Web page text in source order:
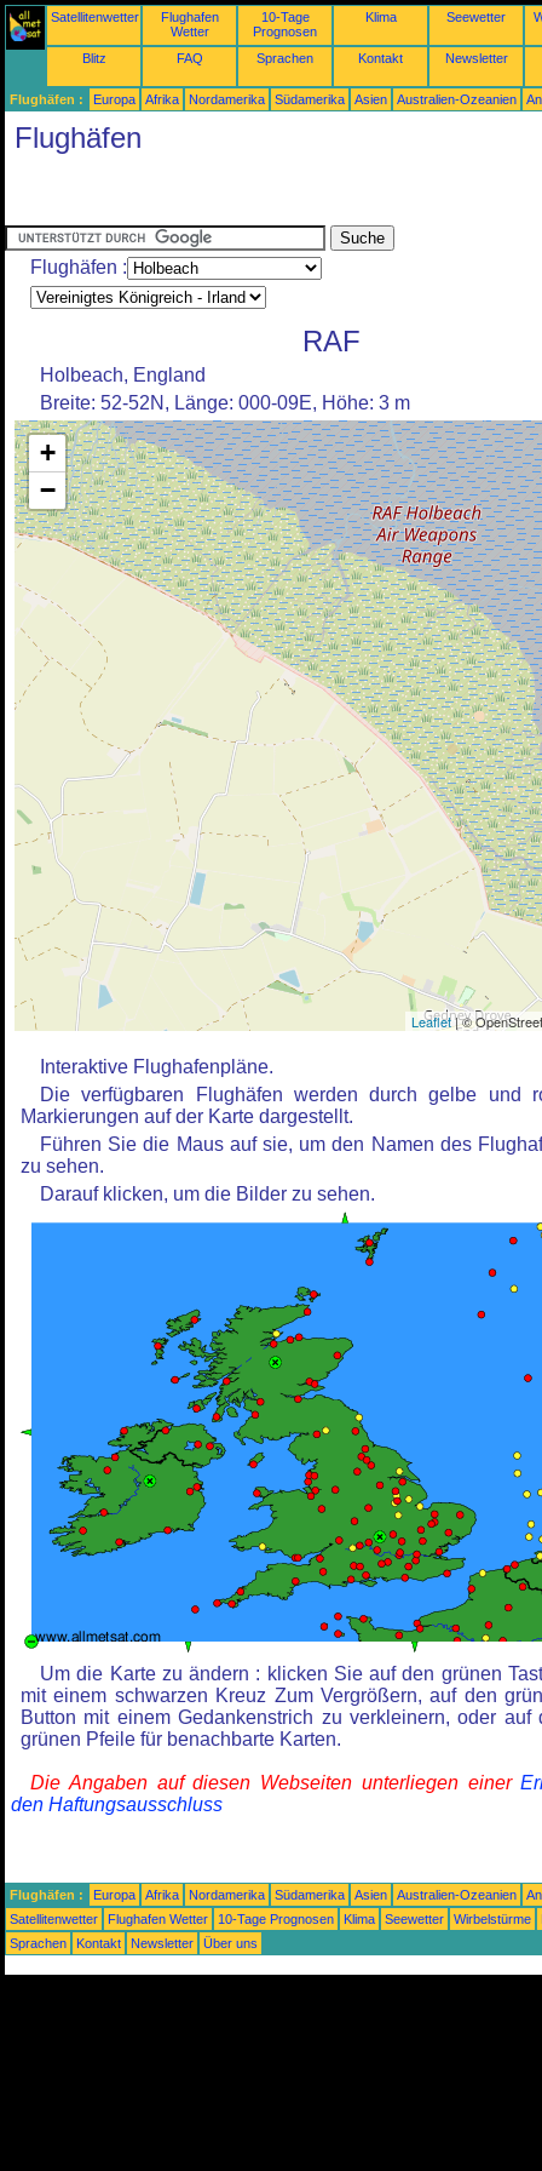
Satellitenwetter
Flughafen
Wetter
10-Tage
Prognosen
Klima Seewetter
Blitz FAQ Sprachen Kontakt Newsletter
Flughäfen : Europa Afrika Nordamerika Südamerika Asien Australien-Ozeanien
Flughäfen
Flughäfen :
RAF
Holbeach, England
Breite: 52-52N, Länge: 000-09E, Höhe: 3 m
+
−
Leaflet| ©
Interaktive Flughafenpläne.
Die verfügbaren Flughäfen werden durch gelbe und
Markierungen auf der Karte dargestellt.
Führen Sie die Maus auf sie, um den Namen des
zu sehen.
Darauf klicken, um die Bilder zu sehen.
Um die Karte zu ändern : klicken Sie auf den grünen
mit einem schwarzen Kreuz Zum Vergrößern, auf den
Button mit einem Gedankenstrich zu verkleinern, oder auf
grünen Pfeile für benachbarte Karten.
Die Angaben auf diesen Webseiten unterliegen einer
den Haftungsausschluss
Flughäfen : Europa Afrika Nordamerika Südamerika Asien Australien-Ozeanien
Satellitenwetter
Flughafen Wetter 10-Tage Prognosen Klima Seewetter Wirbelstürme
Sprachen
Kontakt Newsletter Über uns